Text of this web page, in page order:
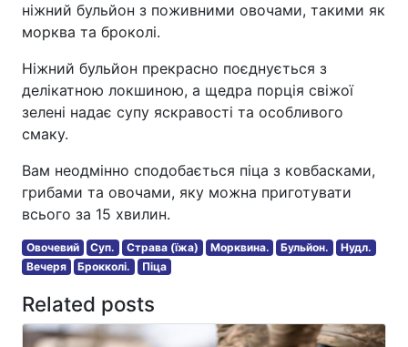
ніжний бульйон з поживними овочами, такими як
морква та броколі.
Ніжний бульйон прекрасно поєднується з
делікатною локшиною, а щедра порція свіжої
зелені надає супу яскравості та особливого
смаку.
Вам неодмінно сподобається піца з ковбасками,
грибами та овочами, яку можна приготувати
всього за 15 хвилин.
Овочевий Суп. Страва (їжа) Морквина. Бульйон.
Нудл.
Вечеря
Брокколі. Піца
Related posts